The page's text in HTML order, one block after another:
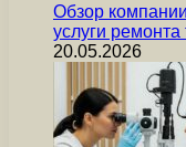
Обзор
услуги ремонта
20.05.2026